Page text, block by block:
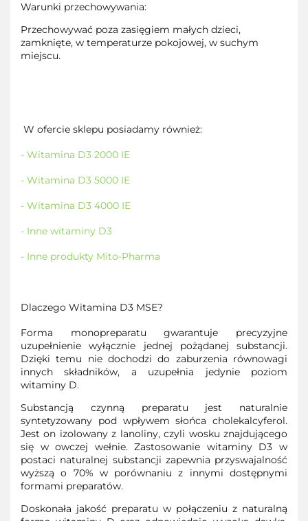
Warunki przechowywania:
Przechowywać poza zasięgiem małych dzieci,
zamknięte, w temperaturze pokojowej, w suchym
miejscu.
W ofercie sklepu posiadamy również:
- Witamina D3 2000 IE
- Witamina D3 5000 IE
- Witamina D3 4000 IE
- Inne witaminy D3
- Inne produkty Mito-Pharma
Dlaczego Witamina D3 MSE?
Forma monopreparatu gwarantuje precyzyjne
uzupełnienie wyłącznie jednej pożądanej substancji.
Dzięki temu nie dochodzi do zaburzenia równowagi
innych składników, a uzupełnia jedynie poziom
witaminy D.
Substancją czynną preparatu jest naturalnie
syntetyzowany pod wpływem słońca cholekalcyferol.
Jest on izolowany z lanoliny, czyli wosku znajdującego
się w owczej wełnie. Zastosowanie witaminy D3 w
postaci naturalnej substancji zapewnia przyswajalność
wyższą o 70% w porównaniu z innymi dostępnymi
formami preparatów.
Doskonała jakość preparatu w połączeniu z naturalną